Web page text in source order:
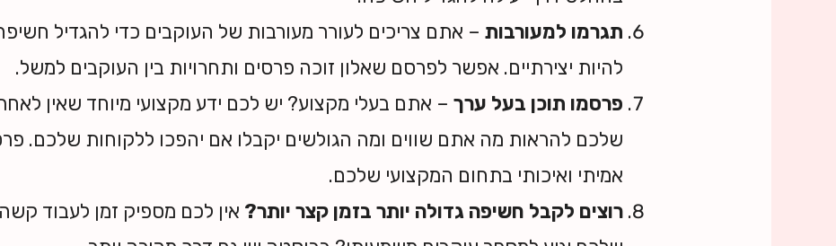
תגרמו למעורבות – אתם צריכים לעורר מעורבות של העוקבים כדי להגדיל
להיות יצירתיים. אפשר לפרסם שאלון זוכה פרסים ותחרויות בין העוקבים למשל.
פרסמו תוכן בעל ערך – אתם בעלי מקצוע? יש לכם ידע מקצועי מיוחד שאין
שלכם להראות מה אתם שווים ומה הגולשים יקבלו אם יהפכו ללקוחות שלכם.
אמיתי ואיכותי בתחום המקצועי שלכם.
רוצים לקבל חשיפה גדולה יותר בזמן קצר יותר? אין לכם מספיק זמן לעבוד